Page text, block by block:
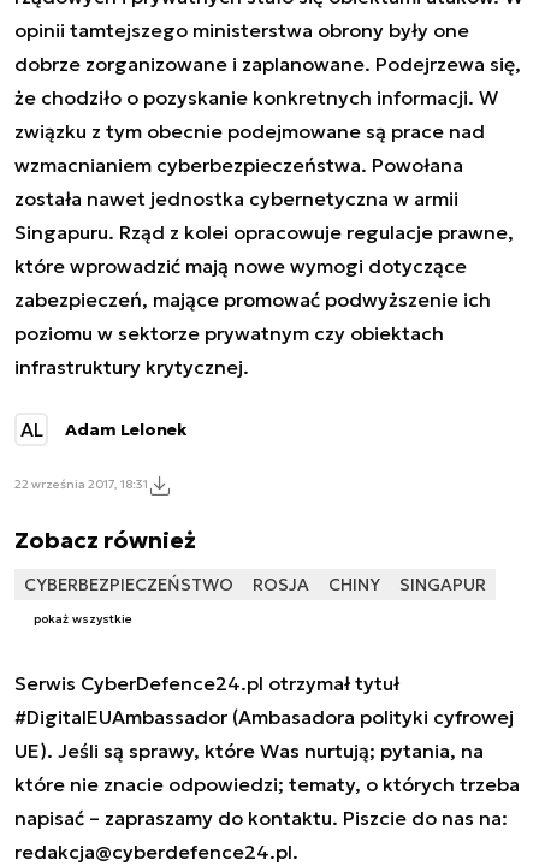
opinii tamtejszego ministerstwa obrony były one
dobrze zorganizowane i zaplanowane. Podejrzewa się,
że chodziło o pozyskanie konkretnych informacji. W
związku z tym obecnie podejmowane są prace nad
wzmacnianiem cyberbezpieczeństwa. Powołana
została nawet jednostka cybernetyczna w armii
Singapuru. Rząd z kolei opracowuje regulacje prawne,
które wprowadzić mają nowe wymogi dotyczące
zabezpieczeń, mające promować podwyższenie ich
poziomu w sektorze prywatnym czy obiektach
infrastruktury krytycznej.
AL Adam Lelonek
22 września 2017, 18:31
Zobacz również
CYBERBEZPIECZEŃSTWO ROSJA CHINY SINGAPUR
pokaż wszystkie
Serwis CyberDefence24.pl otrzymał tytuł
#DigitalEUAmbassador (Ambasadora polityki cyfrowej
UE). Jeśli są sprawy, które Was nurtują; pytania, na
które nie znacie odpowiedzi; tematy, o których trzeba
napisać – zapraszamy do kontaktu. Piszcie do nas na:
redakcja@cyberdefence24.pl.